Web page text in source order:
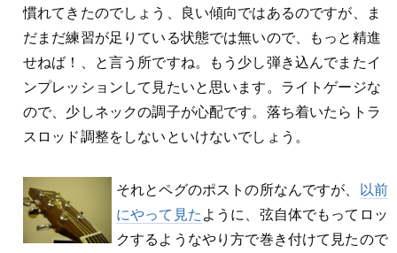
慣れてきたのでしょう、良い傾向ではあるのですが、ま
だまだ練習が足りている状態では無いので、もっと精進
せねば！、と言う所ですね。もう少し弾き込んでまたイ
ンプレッションして見たいと思います。ライトゲージな
ので、少しネックの調子が心配です。落ち着いたらトラ
スロッド調整をしないといけないでしょう。
それとペグのポストの所なんですが、 以前
にやって見たように、弦自体でもってロッ
クするようなやり方で巻き付けて見たので